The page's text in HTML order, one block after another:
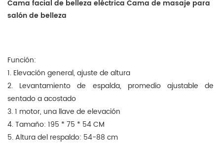
Cama facial de belleza eléctrica Cama de masaje para
salón de belleza
Función:
1. Elevación general, ajuste de altura
2. Levantamiento de espalda, promedio ajustable de
sentado a acostado
3. 1 motor, una llave de elevación
4. Tamaño: 195 * 75 * 54 CM
5. Altura del respaldo: 54-88 cm